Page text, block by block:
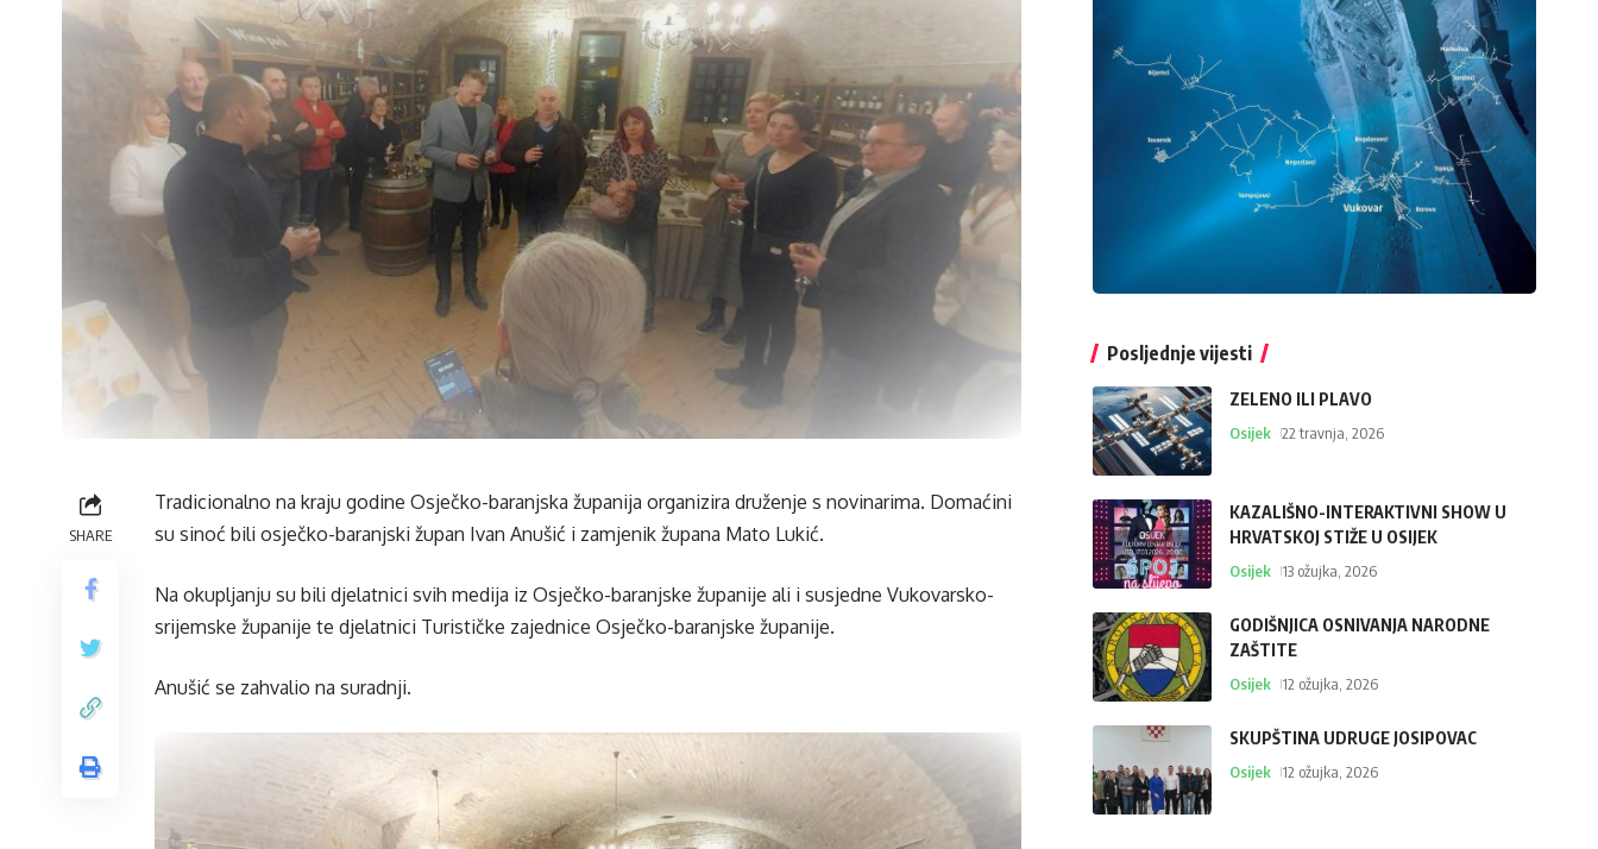
SHARE
Tradicionalno na kraju godine Osječko-baranjska županija organizira druženje s novinarima. Domaćini
su sinoć bili osječko-baranjski župan Ivan Anušić i zamjenik župana Mato Lukić.
Na okupljanju su bili djelatnici svih medija iz Osječko-baranjske županije ali i susjedne Vukovarsko-
srijemske županije te djelatnici Turističke zajednice Osječko-baranjske županije.
Anušić se zahvalio na suradnji.
Posljednje vijesti
ZELENO ILI PLAVO
Osijek 22 travnja, 2026
KAZALIŠNO-INTERAKTIVNI SHOW U
HRVATSKOJ STIŽE U OSIJEK
Osijek 13 ožujka, 2026
GODIŠNJICA OSNIVANJA NARODNE
ZAŠTITE
Osijek 12 ožujka, 2026
SKUPŠTINA UDRUGE JOSIPOVAC
Osijek 12 ožujka, 2026